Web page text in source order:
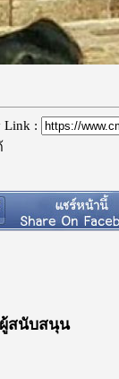
Link :
สนับสนุน